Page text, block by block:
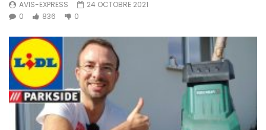
AVIS-EXPRESS
24 OCTOBRE 2021
0
836 0